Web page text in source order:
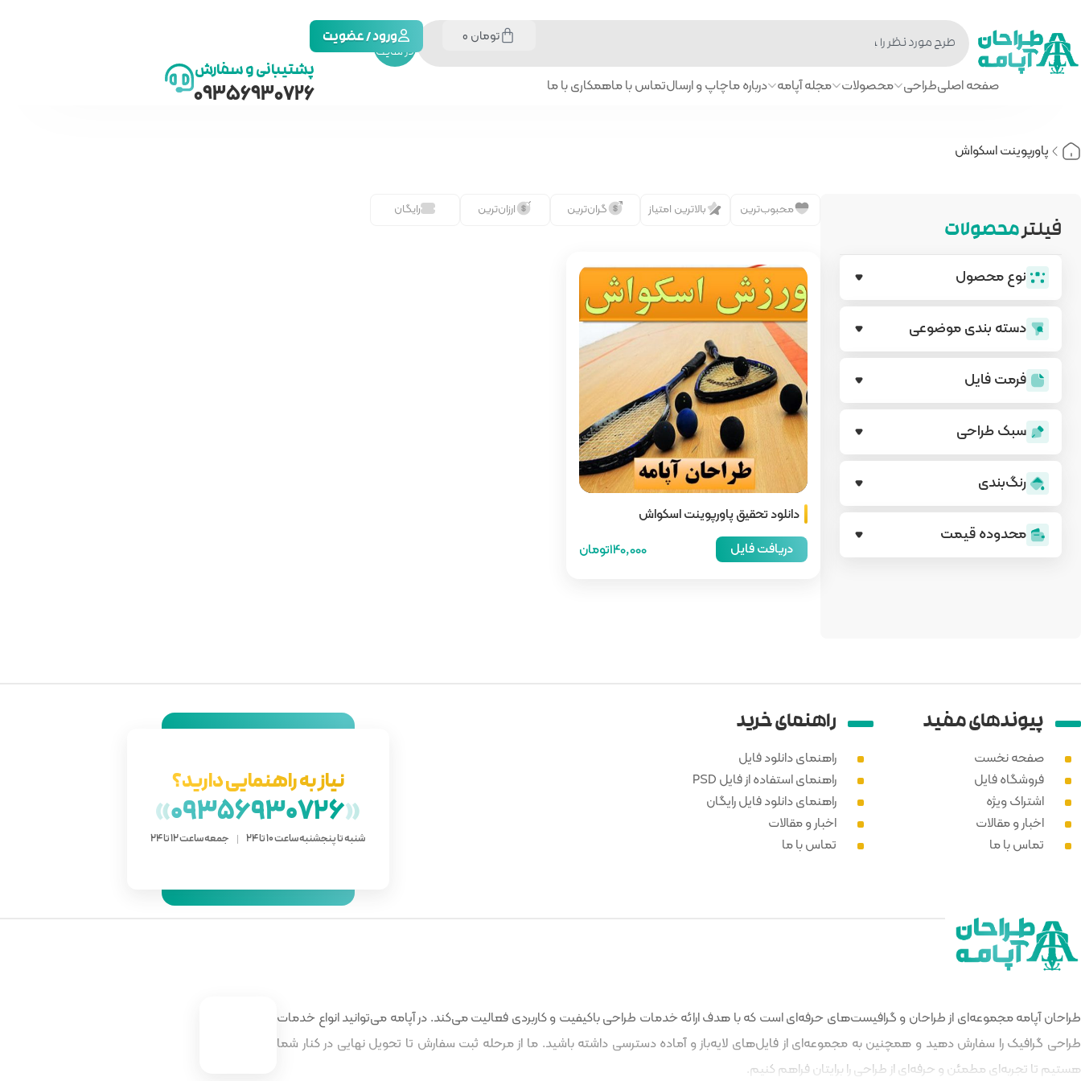
جستجو
در سایت
تومان ورود / عضویت
صفحه اصلیطراحی محصولات مجله آپامه درباره ماچاپ و ارسالتماس با ماهمکاری با ما
پشتیبانی و سفارش
09356930726
پاورپوینت اسکواش
فیلترمحصولات
نوع محصول
دسته بندی‌ موضوعی
فرمت فایل
سبک طراحی
رنگ‌بندی
محدوده قیمت
محبوب‌ترین بالاترین امتیاز گران‌ترین ارزان‌ترین رایگان
دانلود تحقیق پاورپوینت اسکواش
دریافت فایل
140,000تومان
پیوند‌های مفید
صفحه نخست
فروشگاه فایل
اشتراک ویژه
اخبار و مقالات
تماس با ما
راهنمای خرید
راهنمای دانلود فایل
راهنمای استفاده از فایل PSD
راهنمای دانلود فایل رایگان
اخبار و مقالات
تماس با ما
نیاز به راهنمایی دارید؟
«
09356930726
»
شنبه تا پنجشنبه ساعت 10 تا 24 جمعه ساعت 12 تا 24
طراحان آپامه مجموعه‌ای از طراحان و گرافیست‌های حرفه‌ای است که با هدف ارائه خدمات طراحی باکیفیت و کاربردی فعالیت می‌کند. در آپامه می‌توانید انواع خدمات
طراحی گرافیک را سفارش دهید و همچنین به مجموعه‌ای از فایل‌های لایه‌باز و آماده دسترسی داشته باشید. ما از مرحله ثبت سفارش تا تحویل نهایی در کنار شما
هستیم تا تجربه‌ای مطمئن و حرفه‌ای از طراحی را برایتان فراهم کنیم.